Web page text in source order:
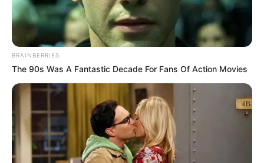
BRAINBERRIES
The 90s Was A Fantastic Decade For Fans Of Action Movies